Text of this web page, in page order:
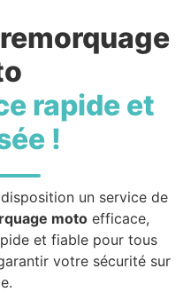
rapide et
!
un service de
motoefficace,
et fiable pour tous
votre sécurité sur